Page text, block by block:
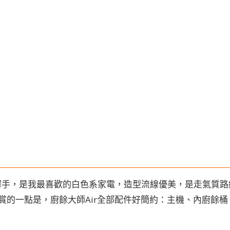
，是我最喜歡的白色系家電，造型流線優美，是走氣質
的一點是，廚餘大師Air全部配件好簡約：主機、內廚餘桶